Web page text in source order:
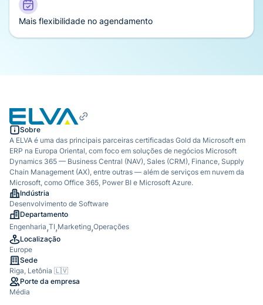
Mais flexibilidade no agendamento
Sobre
A ELVA é uma das principais parceiras certificadas Gold da Microsoft em
ERP na Europa Oriental, com foco em soluções de negócios Microsoft
Dynamics 365 — Business Central (NAV), Sales (CRM), Finance, Supply
Chain Management (AX), entre outras — além de serviços em nuvem da
Microsoft, como Office 365, Power BI e Microsoft Azure.
Indústria
Desenvolvimento de Software
Departamento
Engenharia TI Marketing Operações
Localização
Europe
Sede
Riga, Letônia 🇱🇻
Porte da empresa
Média